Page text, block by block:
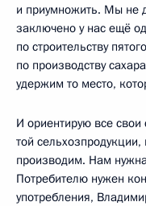
и приумножить. Мы не
заключено у нас ещё
по строительству
по производству
удержим то место,
И ориентирую все свои
той
производим. Нам
Потребителю нужен
употребления,